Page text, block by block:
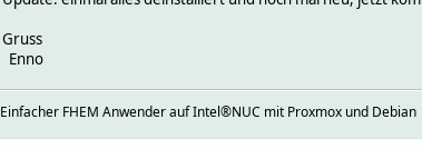
Gruss
Enno
Einfacher FHEM Anwender auf Intel®NUC mit Proxmox und Debian